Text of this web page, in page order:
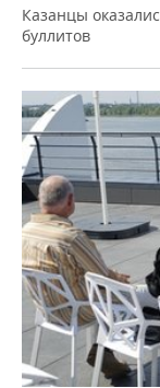
Казанцы
буллитов